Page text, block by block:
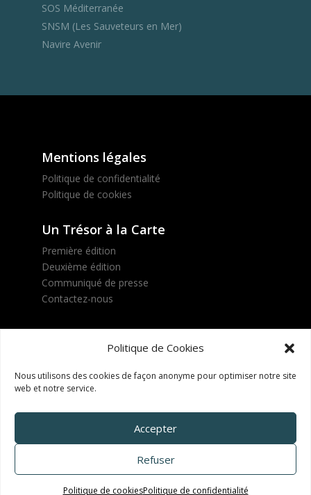
Politique de Cookies
Nous utilisons des cookies de façon anonyme pour optimiser notre site
web et notre service.
Accepter
Refuser
Politique de cookiesPolitique de confidentialité
SOS Méditerranée
SNSM (Les Sauveteurs en Mer)
Navire Avenir
Mentions légales
Politique de confidentialité
Politique de cookies
Un Trésor à la Carte
Première édition
Deuxième édition
Communiqué de presse
Contactez-nous
Suivez le projet !
INSCRIVEZ-VOUS !